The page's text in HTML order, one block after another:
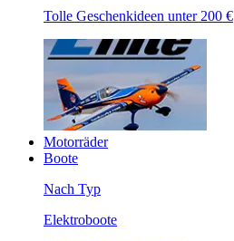
Tolle Geschenkideen unter 200 €
Motorräder
Boote
Nach Typ
Elektroboote